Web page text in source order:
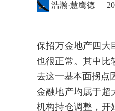
浩瀚·慧鹰德
保招万金地产四大
也很正常。其中比
去这一基本面拐点
金融地产均属于超
机构持仓调整，开